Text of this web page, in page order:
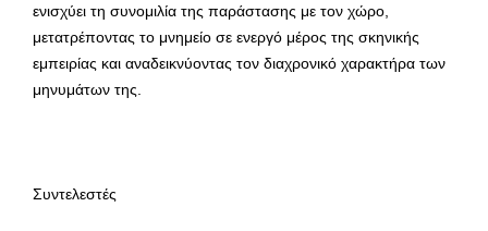
ενισχύει τη συνομιλία της παράστασης με τον χώρο,
μετατρέποντας το μνημείο σε ενεργό μέρος της σκηνικής
εμπειρίας και αναδεικνύοντας τον διαχρονικό χαρακτήρα των
μηνυμάτων της.
Συντελεστές